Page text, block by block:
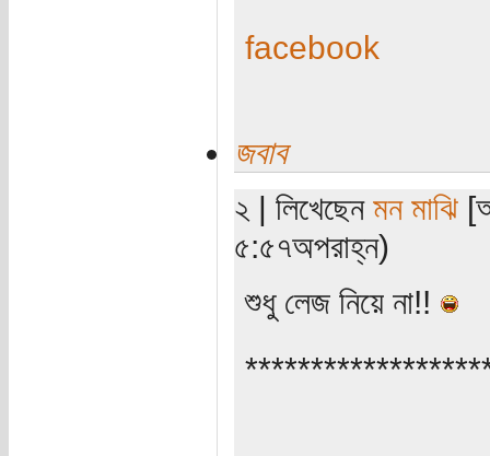
facebook
জবাব
২ | লিখেছেন মন মাঝি
৫:৫৭অপরাহ্ন)
শুধু লেজ নিয়ে না!!